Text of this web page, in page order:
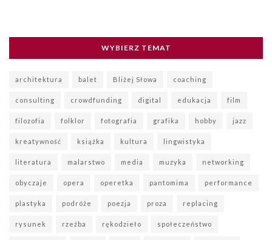
WYBIERZ TEMAT
architektura balet Bliżej Słowa coaching
consulting crowdfunding digital edukacja film
filozofia folklor fotografia grafika hobby jazz
kreatywność książka kultura lingwistyka
literatura malarstwo media muzyka networking
obyczaje opera operetka pantomima performance
plastyka podróże poezja proza replacing
rysunek rzeźba rękodzieło społeczeństwo